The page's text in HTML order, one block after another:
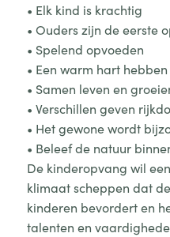
• Elk kind is krachtig
• Ouders zijn de eerste
• Spelend opvoeden
• Een warm hart
• Samen leven en
• Verschillen geven
• Het gewone wordt
• Beleef de natuur
De kinderopvang wil
klimaat scheppen dat
kinderen bevordert en
talenten en